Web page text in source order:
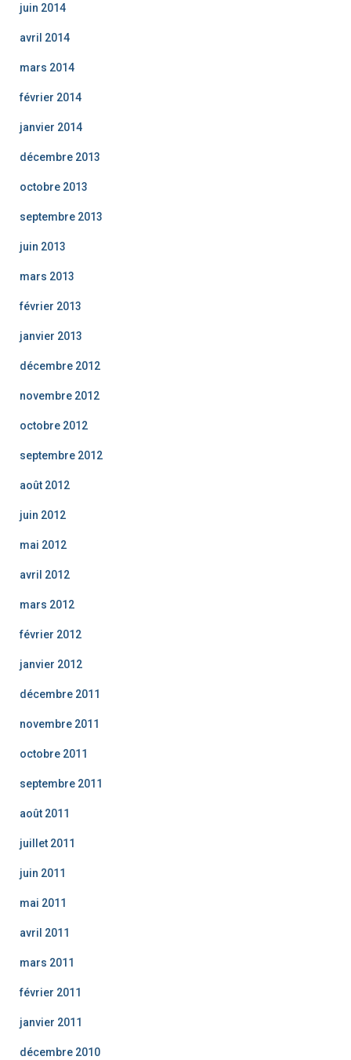
juin 2014
avril 2014
mars 2014
février 2014
janvier 2014
décembre 2013
octobre 2013
septembre 2013
juin 2013
mars 2013
février 2013
janvier 2013
décembre 2012
novembre 2012
octobre 2012
septembre 2012
août 2012
juin 2012
mai 2012
avril 2012
mars 2012
février 2012
janvier 2012
décembre 2011
novembre 2011
octobre 2011
septembre 2011
août 2011
juillet 2011
juin 2011
mai 2011
avril 2011
mars 2011
février 2011
janvier 2011
décembre 2010